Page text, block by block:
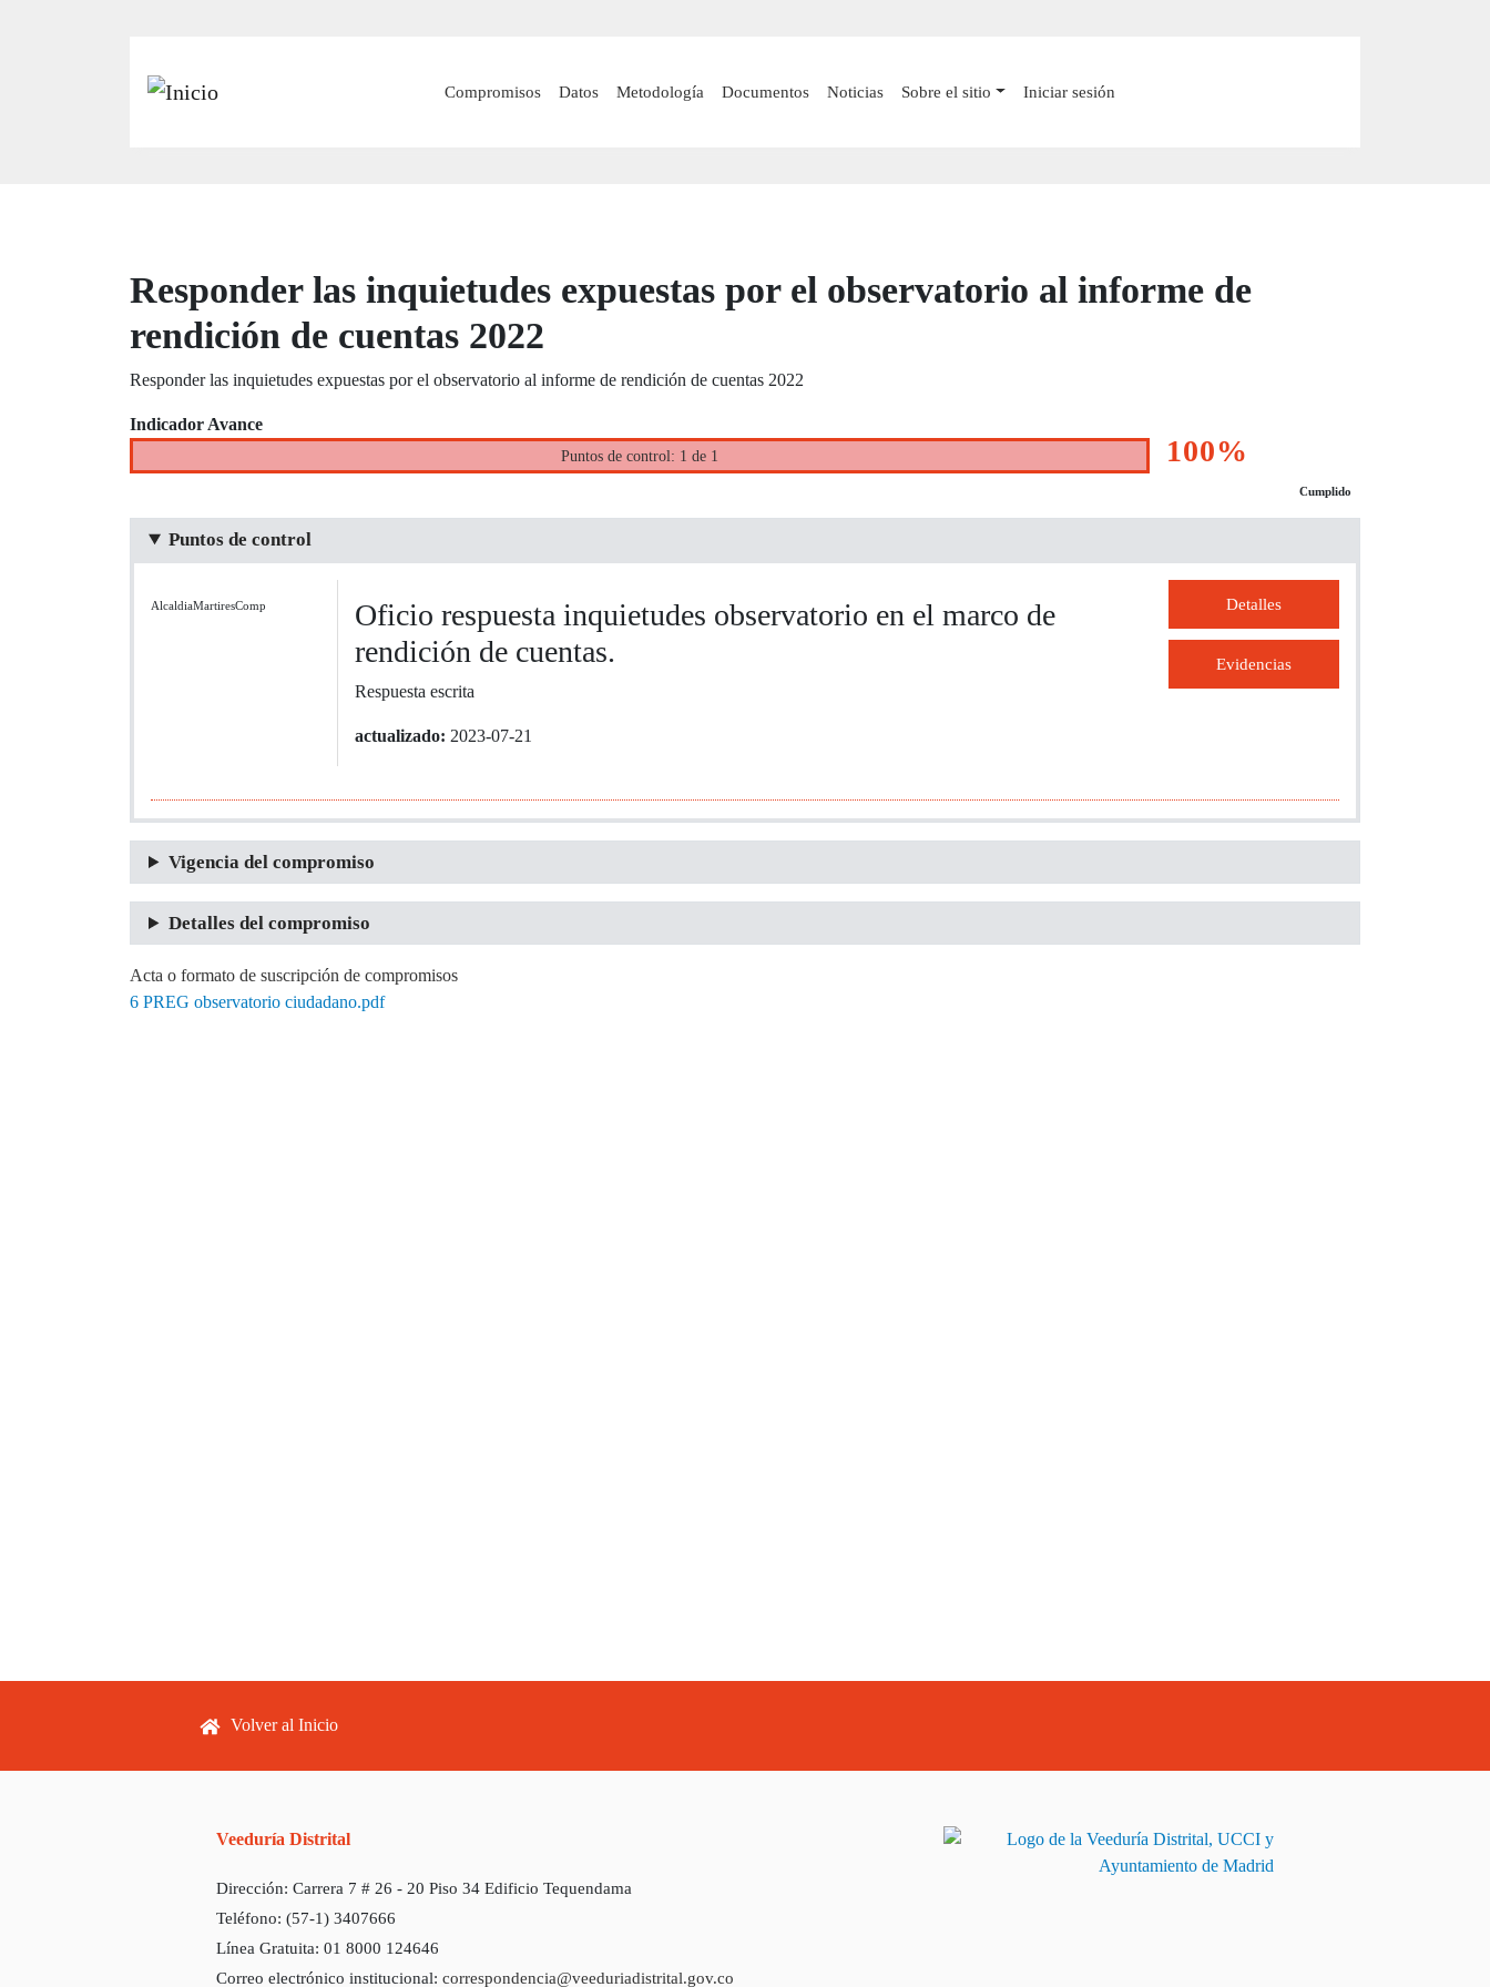
principal
Main navigation
Compromisos Datos Metodología Documentos Noticias Sobre el sitio Iniciar sesión
Responder las inquietudes expuestas por el observatorio al informe de
rendición de cuentas 2022
Responder las inquietudes expuestas por el observatorio al informe de rendición de cuentas 2022
Indicador Avance
Puntos de control: 1 de 1 100%
Cumplido
Puntos de control
AlcaldiaMartiresComp
Oficio respuesta inquietudes observatorio en el marco de
rendición de cuentas.
Respuesta escrita
actualizado: 2023-07-21
Detalles
Evidencias
Vigencia del compromiso
Detalles del compromiso
Acta o formato de suscripción de compromisos
6 PREG observatorio ciudadano.pdf
Footer menu
Volver al Inicio
Veeduría Distrital
Dirección: Carrera 7 # 26 - 20 Piso 34 Edificio Tequendama
Teléfono: (57-1) 3407666
Línea Gratuita: 01 8000 124646
Correo electrónico institucional: correspondencia@veeduriadistrital.gov.co